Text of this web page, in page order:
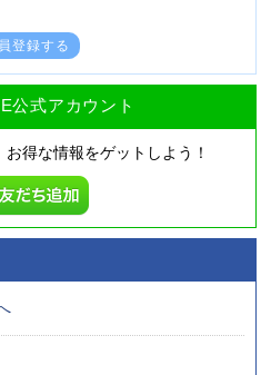
登録する
公式アカウント
お得な情報をゲットしよう！